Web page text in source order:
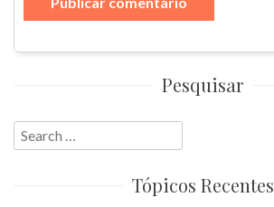
Pesquisar
Search
for:
Tópicos Recentes